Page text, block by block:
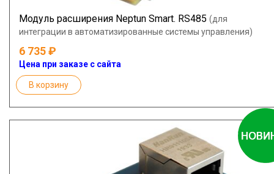
Модуль расширения Neptun Smart. RS485 (для
интеграции в автоматизированные системы управления)
6 735
Цена при заказе с сайта
В корзину